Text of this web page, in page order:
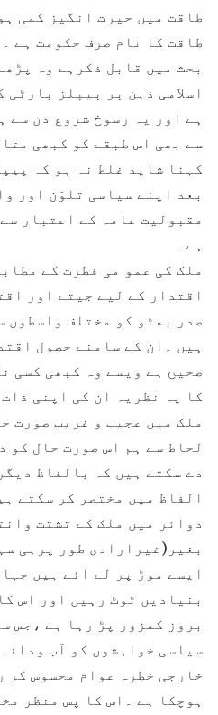
طاقت میں حیرت انگیز کمی
طاقت کا نام صرف حکومت ہے
بحث میں قابل ذکرہے وہ
اسلامی ذہن پر پیپلز
ہے اور یہ رسوخ شروع دن سے
سے بھی اس طبقے کو کبھی
کہنا شاید غلط نہ ہو کہ
بعد اپنے سیاسی تلوّن اور
مقبولیت عامہ کے اعتبار
ہے۔
ملک کی عمو می فطرت کے
اقتدار کے لیے جیتے اور
صدر بھٹو کو مختلف واسطوں
ہیں ۔ان کے سامنے حصول
صحیح ہے ویسے وہ کبھی کسی
کا یہ نظریہ ان کی اپنی
ملک میں عجیب و غریب صورت
لحاظ سے ہم اس صورت حال کو
دے سکتے ہیں کہ بالفاظ
الفاظ میں مختصر کر سکتے
دوائر میں ملک کے تشتت
بغیر(غیرارادی طور پرہی
ایسے موڑ پر لے آئے ہیں
بنیادیں ٹوٹ رہیں اور اس
بروز کمزور پڑ رہا ہے ،جس
سیاسی خواہشوں کو آب ودانہ
خارجی خطرہ عوام محسوس کر
ہوچکا ہے ۔اس کا پس منظر